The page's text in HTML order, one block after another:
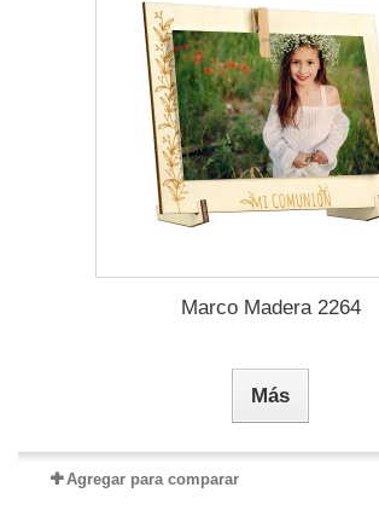
Marco Madera 2264
Más
Agregar para comparar